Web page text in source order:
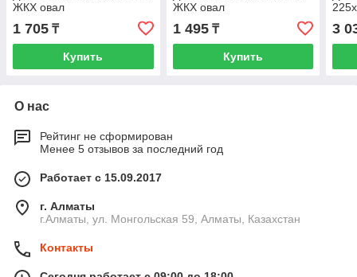
ЖКХ овал
1 705 ₸
Купить
ЖКХ овал
1 495₸
Купить
3
О нас
Рейтинг не сформирован
Менее 5 отзывов за последний год
Работает с 15.09.2017
г. Алматы
г.Алматы, ул. Монгольская 59, Алматы, Казахстан
Контакты